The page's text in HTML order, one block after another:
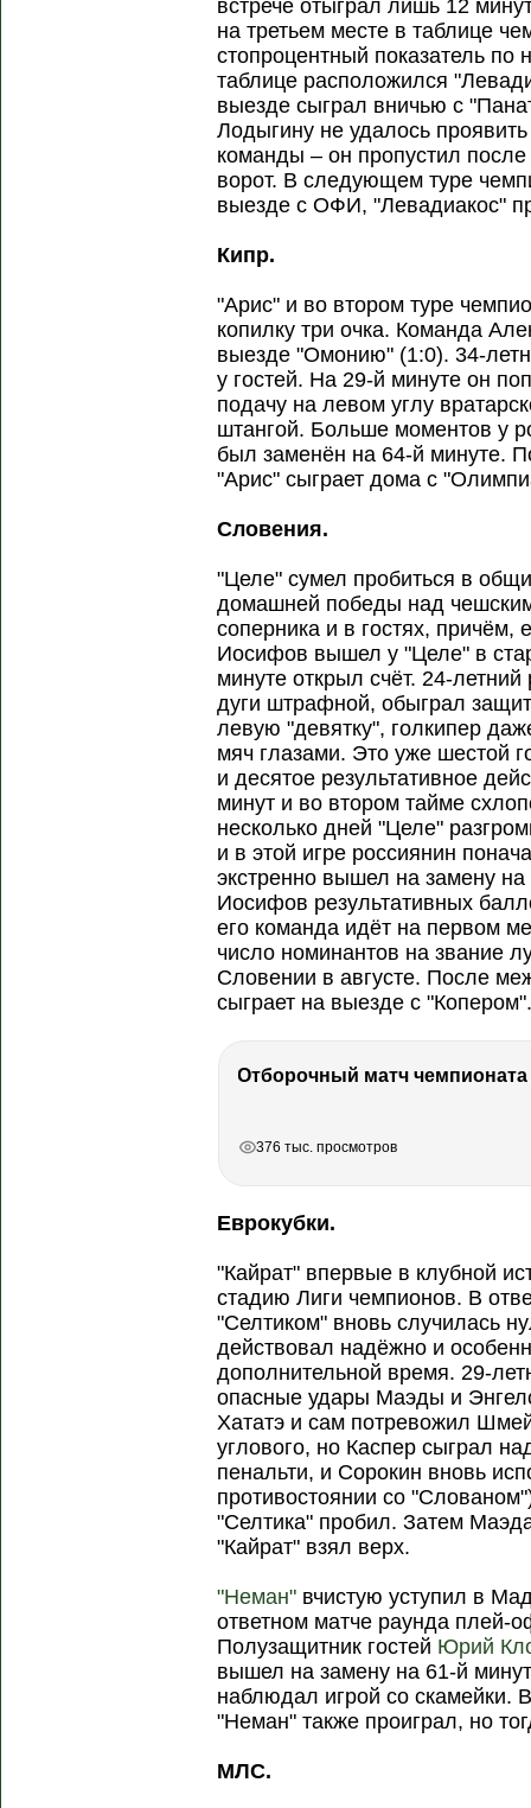
встрече отыграл лишь 12
на третьем месте в таблице
стопроцентный показатель
таблице расположился
выезде сыграл вничью с
Лодыгину не удалось
команды – он пропустил
ворот. В следующем туре
выезде с ОФИ, "Левадиакос"
Кипр.
"Арис" и во втором туре
копилку три очка. Команда
выезде "Омонию" (1:0). 34-
у гостей. На 29-й минуте он
подачу на левом углу
штангой. Больше моментов у
был заменён на 64-й минуте.
"Арис" сыграет дома с
Словения.
"Целе" сумел пробиться в
домашней победы над
соперника и в гостях,
Иосифов вышел у "Целе" в
минуте открыл счёт. 24-
дуги штрафной, обыграл
левую "девятку", голкипер
мяч глазами. Это уже шестой
и десятое результативное
минут и во втором тайме
несколько дней "Целе"
и в этой игре россиянин
экстренно вышел на замену
Иосифов результативных
его команда идёт на первом
число номинантов на звание
Словении в августе. После
сыграет на выезде с
376 тыс. просмотров
Еврокубки.
"Кайрат" впервые в клубной
стадию Лиги чемпионов. В
"Селтиком" вновь случилась
действовал надёжно и
дополнительной время. 29-
опасные удары Маэды и
Хататэ и сам потревожил
углового, но Каспер сыграл
пенальти, и Сорокин вновь
противостоянии со
"Селтика" пробил. Затем
"Кайрат" взял верх.
"Неман" вчистую уступил в
ответном матче раунда
Полузащитник гостей Юрий
вышел на замену на 61-й
наблюдал игрой со скамейки.
"Неман" также проиграл, но
МЛС.